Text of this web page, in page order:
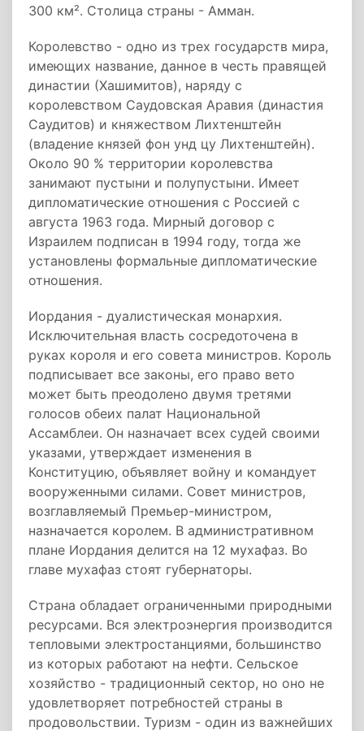
300 км². Столица страны - Амман.
Королевство - одно из трех государств мира,
имеющих название, данное в честь правящей
династии (Хашимитов), наряду с
королевством Саудовская Аравия (династия
Саудитов) и княжеством Лихтенштейн
(владение князей фон унд цу Лихтенштейн).
Около 90 % территории королевства
занимают пустыни и полупустыни. Имеет
дипломатические отношения с Россией с
августа 1963 года. Мирный договор с
Израилем подписан в 1994 году, тогда же
установлены формальные дипломатические
отношения.
Иордания - дуалистическая монархия.
Исключительная власть сосредоточена в
руках короля и его совета министров. Король
подписывает все законы, его право вето
может быть преодолено двумя третями
голосов обеих палат Национальной
Ассамблеи. Он назначает всех судей своими
указами, утверждает изменения в
Конституцию, объявляет войну и командует
вооруженными силами. Совет министров,
возглавляемый Премьер-министром,
назначается королем. В административном
плане Иордания делится на 12 мухафаз. Во
главе мухафаз стоят губернаторы.
Страна обладает ограниченными природными
ресурсами. Вся электроэнергия производится
тепловыми электростанциями, большинство
из которых работают на нефти. Сельское
хозяйство - традиционный сектор, но оно не
удовлетворяет потребностей страны в
продовольствии. Туризм - один из важнейших